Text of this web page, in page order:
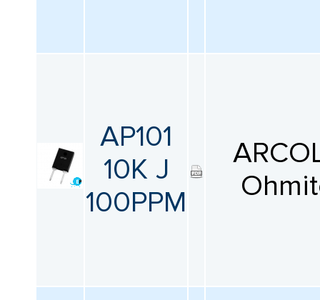
AP101
10K J
100PPM